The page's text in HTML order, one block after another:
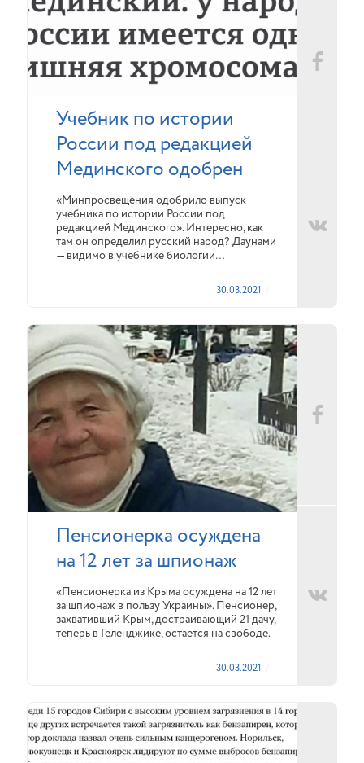
Учебник по истории
России под редакцией
Мединского одобрен
«Минпросвещения одобрило выпуск
учебника по истории России под
редакцией Мединского». Интересно, как
там он определил русский народ? Даунами
— видимо в учебнике биологии…
30.03.2021
Пенсионерка осуждена
на 12 лет за шпионаж
«Пенсионерка из Крыма осуждена на 12 лет
за шпионаж в пользу Украины». Пенсионер,
захвативший Крым, достраивающий 21 дачу,
теперь в Геленджике, остается на свободе.
30.03.2021